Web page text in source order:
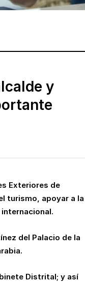
y
Exteriores de
turismo, apoyar a la
del Palacio de la
Distrital; y así